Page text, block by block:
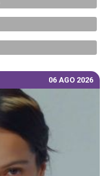
06 AGO 2026